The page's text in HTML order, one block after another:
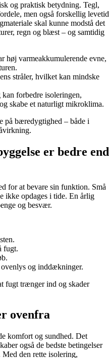
og praktisk betydning. Tegl,
men også forskellig levetid
skal kunne modstå det
regn og blæst – og samtidig
høj varmeakkumulerende evne,
stråler, hvilket kan mindske
forbedre isoleringen,
skabe et naturligt mikroklima.
på bæredygtighed – både i
er bedre end
for at bevare sin funktion. Små
ikke opdages i tide. En årlig
og besvær.
fugt.
og inddækninger.
fugt trænger ind og skader
ovenfra
komfort og sundhed. Det
også de bedste betingelser
den rette isolering,